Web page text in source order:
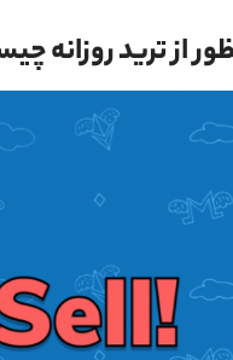
از ترید روزانه